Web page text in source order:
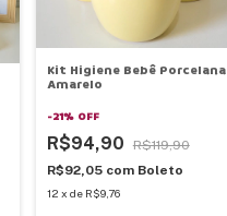
Kit Higiene Bebê Porcelana
Amarelo
-21% OFF
R$94,90
R$119,90
R$92,05 com Boleto
12 x de R$9,76